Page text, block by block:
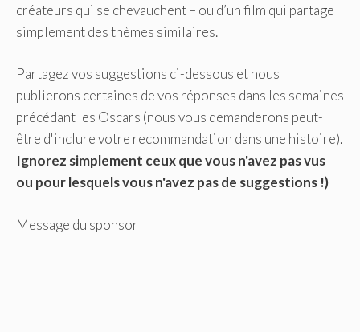
créateurs qui se chevauchent – ​​ou d’un film qui partage
simplement des thèmes similaires.
Partagez vos suggestions ci-dessous et nous
publierons certaines de vos réponses dans les semaines
précédant les Oscars (nous vous demanderons peut-
être d'inclure votre recommandation dans une histoire).
Ignorez simplement ceux que vous n'avez pas vus
ou pour lesquels vous n'avez pas de suggestions !)
Message du sponsor